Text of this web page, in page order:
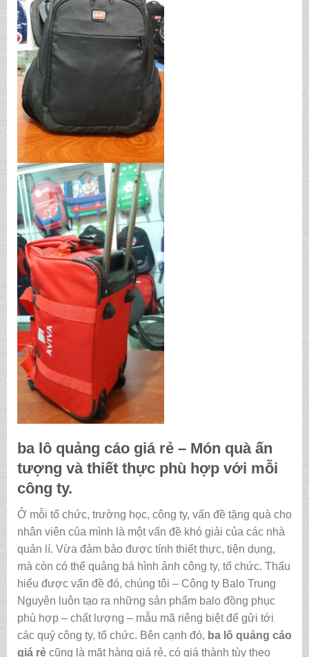
ba lô quảng cáo giá rẻ – Món quà ấn
tượng và thiết thực phù hợp với mỗi
công ty.
Ở mỗi tổ chức, trường học, công ty, vấn đề tặng quà cho
nhân viên của mình là một vấn đề khó giải của các nhà
quản lí. Vừa đảm bảo được tính thiết thực, tiện dụng,
mà còn có thể quảng bá hình ảnh công ty, tổ chức. Thấu
hiểu được vấn đề đó, chúng tôi – Công ty Balo Trung
Nguyên luôn tạo ra những sản phẩm balo đồng phục
phù hợp – chất lượng – mẫu mã riêng biệt để gửi tới
các quý công ty, tổ chức. Bên cạnh đó, ba lô quảng cáo
giá rẻ cũng là mặt hàng giá rẻ, có giá thành tùy theo